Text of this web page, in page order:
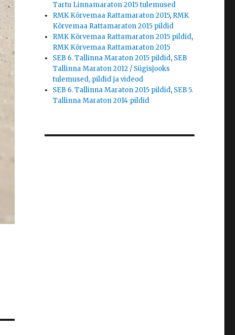
Tartu Linnamaraton 2015 tulemused
RMK Kõrvemaa Rattamaraton 2015, RMK
Kõrvemaa Rattamaraton 2015 pildid
RMK Kõrvemaa Rattamaraton 2015 pildid,
RMK Kõrvemaa Rattamaraton 2015
SEB 6. Tallinna Maraton 2015 pildid, SEB
Tallinna Maraton 2012 / Sügisjooks
tulemused, pildid ja videod
SEB 6. Tallinna Maraton 2015 pildid, SEB 5.
Tallinna Maraton 2014 pildid